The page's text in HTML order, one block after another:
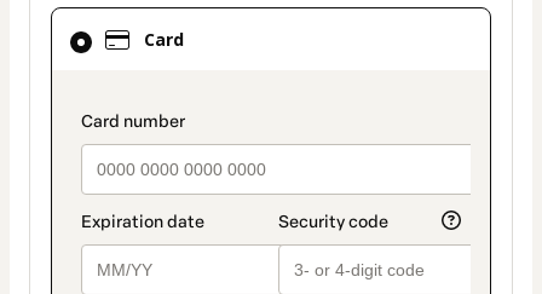
Card
payment_data.section_title_v2
Card
selected
method